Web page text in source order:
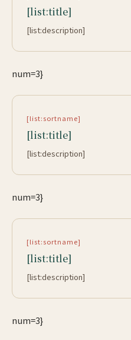
[list:title]
[list:description]
num=3}
[list:sortname]
[list:title]
[list:description]
num=3}
[list:sortname]
[list:title]
[list:description]
num=3}